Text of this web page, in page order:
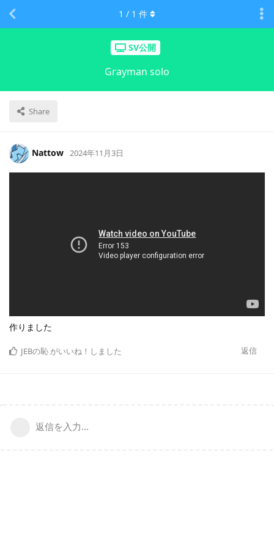
SV公開
Grayman solo
Share
1 / 1 件
Nattow 2024年11月3日
作りました
返信
JEBの恥 がいいね！しました
返信を入力...